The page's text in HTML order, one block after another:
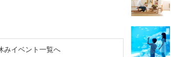
みイベント一覧へ